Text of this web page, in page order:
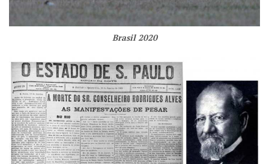
Brasil 2020